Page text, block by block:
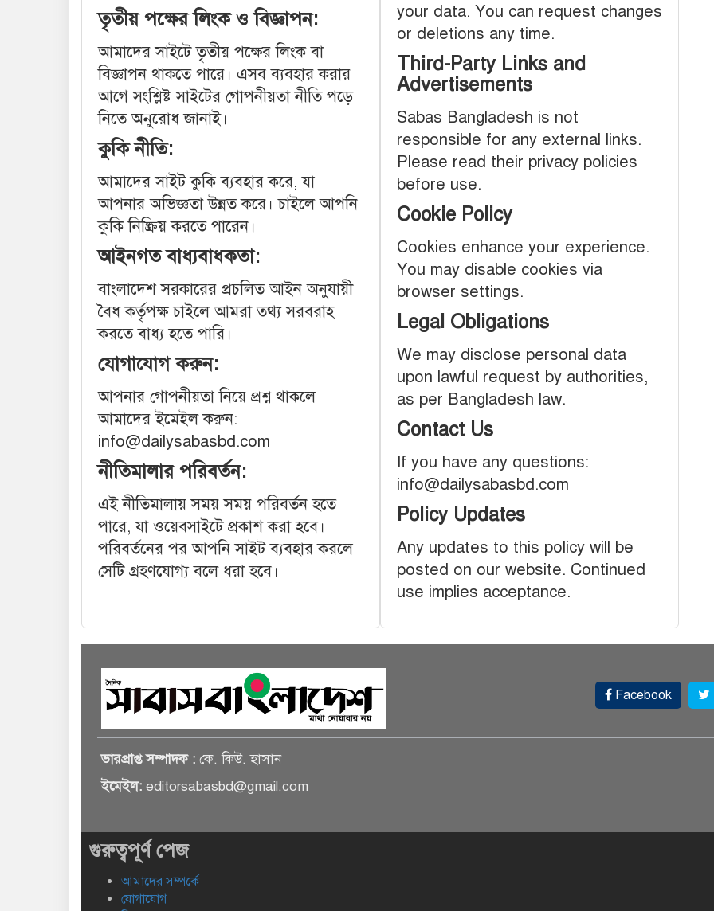
তৃতীয় পক্ষের লিংক ও বিজ্ঞাপন:
আমাদের সাইটে তৃতীয় পক্ষের লিংক বা
বিজ্ঞাপন থাকতে পারে। এসব ব্যবহার করার
আগে সংশ্লিষ্ট সাইটের গোপনীয়তা নীতি পড়ে
নিতে অনুরোধ জানাই।
কুকি নীতি:
আমাদের সাইট কুকি ব্যবহার করে, যা
আপনার অভিজ্ঞতা উন্নত করে। চাইলে আপনি
কুকি নিষ্ক্রিয় করতে পারেন।
আইনগত বাধ্যবাধকতা:
বাংলাদেশ সরকারের প্রচলিত আইন অনুযায়ী
বৈধ কর্তৃপক্ষ চাইলে আমরা তথ্য সরবরাহ
করতে বাধ্য হতে পারি।
যোগাযোগ করুন:
আপনার গোপনীয়তা নিয়ে প্রশ্ন থাকলে
আমাদের ইমেইল করুন:
info@dailysabasbd.com
নীতিমালার পরিবর্তন:
এই নীতিমালায় সময় সময় পরিবর্তন হতে
পারে, যা ওয়েবসাইটে প্রকাশ করা হবে।
পরিবর্তনের পর আপনি সাইট ব্যবহার করলে
সেটি গ্রহণযোগ্য বলে ধরা হবে।
your data. You can request changes
or deletions any time.
Third-Party Links and
Advertisements
Sabas Bangladesh is not
responsible for any external links.
Please read their privacy policies
before use.
Cookie Policy
Cookies enhance your experience.
You may disable cookies via
browser settings.
Legal Obligations
We may disclose personal data
upon lawful request by authorities,
as per Bangladesh law.
Contact Us
If you have any questions:
info@dailysabasbd.com
Policy Updates
Any updates to this policy will be
posted on our website. Continued
use implies acceptance.
Facebook
ভারপ্রাপ্ত সম্পাদক : কে. কিউ. হাসান
ইমেইল: editorsabasbd@gmail.com
গুরুত্বপূর্ণ পেজ
আমাদের সম্পর্কে
যোগাযোগ